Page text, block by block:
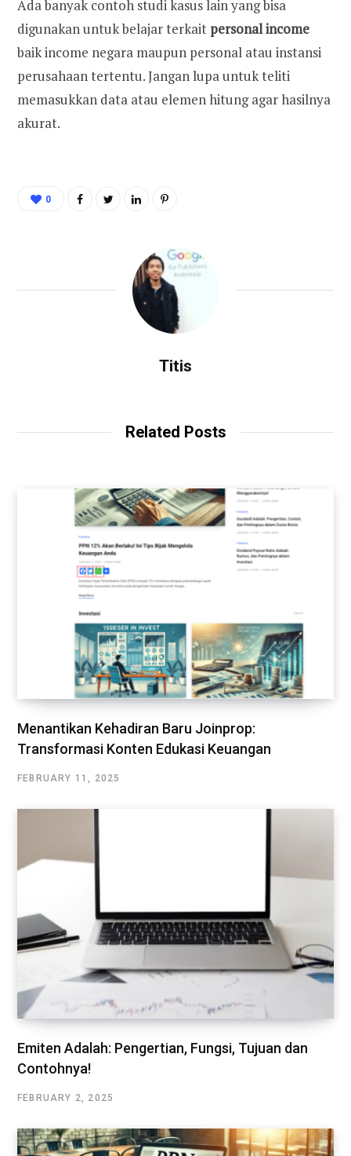
Ada banyak contoh studi kasus lain yang bisa
digunakan untuk belajar terkait personal income
baik income negara maupun personal atau instansi
perusahaan tertentu. Jangan lupa untuk teliti
memasukkan data atau elemen hitung agar hasilnya
akurat.
0
Titis
Related Posts
Menantikan Kehadiran Baru Joinprop:
Transformasi Konten Edukasi Keuangan
FEBRUARY 11, 2025
Emiten Adalah: Pengertian, Fungsi, Tujuan dan
Contohnya!
FEBRUARY 2, 2025